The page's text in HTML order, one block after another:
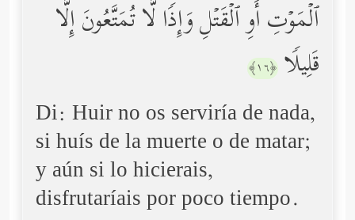
ٱلۡمَوۡتِ أَوِ ٱلۡقَتۡلِ وَإِذࣰا لَّا تُمَتَّعُونَ إِلَّا
قَلِیلࣰا ﴿١٦﴾
Di: Huir no os serviría de nada,
si huís de la muerte o de matar;
y aún si lo hicierais,
disfrutaríais por poco tiempo.